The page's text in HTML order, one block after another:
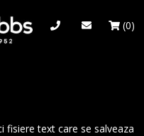
(0)
fisiere text care se salveaza